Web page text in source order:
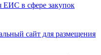
ЕИС в сфере закупок
сайт для размещения